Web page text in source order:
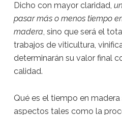
Dicho con mayor claridad,
pasar más o menos tiempo
madera, sino que será el
trabajos de viticultura,
determinarán su valor final
calidad.
Qué es el tiempo en
aspectos tales como la